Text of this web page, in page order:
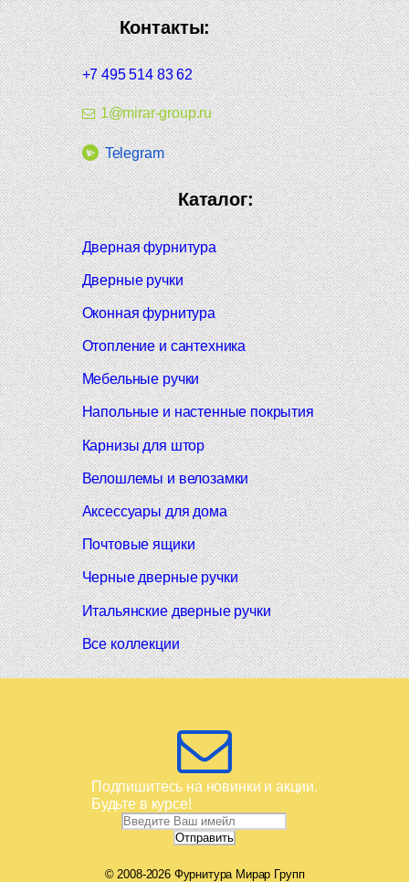
Контакты:
+7 495 514 83 62
1@mirar-group.ru
Telegram
Каталог:
Дверная фурнитура
Дверные ручки
Оконная фурнитура
Отопление и сантехника
Мебельные ручки
Напольные и настенные покрытия
Карнизы для штор
Велошлемы и велозамки
Аксессуары для дома
Почтовые ящики
Черные дверные ручки
Итальянские дверные ручки
Все коллекции
Подпишитесь на новинки и акции.
Будьте в курсе!
© 2008-2026 Фурнитура Мирар Групп